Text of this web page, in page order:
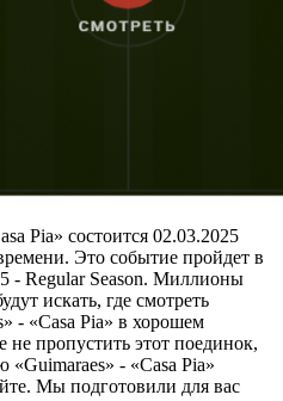
Pia» состоится 02.03.2025
Это событие пройдет в
- Regular Season. Миллионы
искать, где смотреть
- «Casa Pia» в хорошем
не пропустить этот поединок,
«Guimaraes» - «Casa Pia»
Мы подготовили для вас